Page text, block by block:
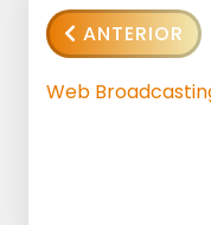
ANTERIOR
Web